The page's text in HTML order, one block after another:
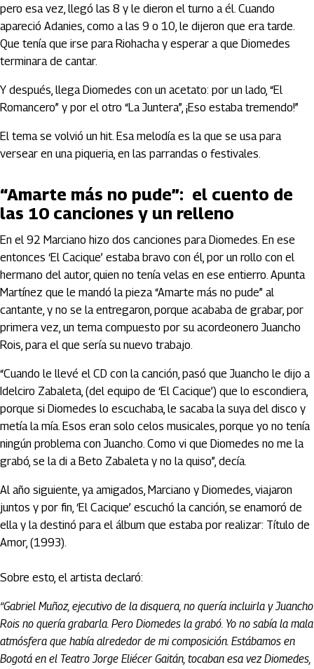
pero esa vez, llegó las 8 y le dieron el turno a él. Cuando
apareció Adanies, como a las 9 o 10, le dijeron que era tarde.
Que tenía que irse para Riohacha y esperar a que Diomedes
terminara de cantar.
Y después, llega Diomedes con un acetato: por un lado, “El
Romancero” y por el otro “La Juntera”, ¡Eso estaba tremendo!”
El tema se volvió un hit. Esa melodía es la que se usa para
versear en una piqueria, en las parrandas o festivales.
“Amarte más no pude”: el cuento de
las 10 canciones y un relleno
En el 92 Marciano hizo dos canciones para Diomedes. En ese
entonces ‘El Cacique’ estaba bravo con él, por un rollo con el
hermano del autor, quien no tenía velas en ese entierro. Apunta
Martínez que le mandó la pieza “Amarte más no pude” al
cantante, y no se la entregaron, porque acababa de grabar, por
primera vez, un tema compuesto por su acordeonero Juancho
Rois, para el que sería su nuevo trabajo.
“Cuando le llevé el CD con la canción, pasó que Juancho le dijo a
Idelciro Zabaleta, (del equipo de ‘El Cacique’) que lo escondiera,
porque si Diomedes lo escuchaba, le sacaba la suya del disco y
metía la mía. Esos eran solo celos musicales, porque yo no tenía
ningún problema con Juancho. Como vi que Diomedes no me la
grabó, se la di a Beto Zabaleta y no la quiso”, decía.
Al año siguiente, ya amigados, Marciano y Diomedes, viajaron
juntos y por fin, ‘El Cacique’ escuchó la canción, se enamoró de
ella y la destinó para el álbum que estaba por realizar: Título de
Amor, (1993).
Sobre esto, el artista declaró:
“Gabriel Muñoz, ejecutivo de la disquera, no quería incluirla y Juancho
Rois no quería grabarla. Pero Diomedes la grabó. Yo no sabía la mala
atmósfera que había alrededor de mi composición. Estábamos en
Bogotá en el Teatro Jorge Eliécer Gaitán, tocaban esa vez Diomedes,